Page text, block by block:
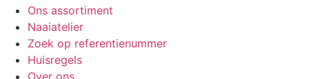
Ons assortiment
Naaiatelier
Zoek op referentienummer
Huisregels
Over ons